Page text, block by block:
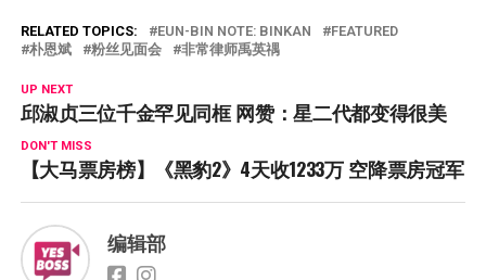
RELATED TOPICS: EUN-BIN NOTE: BINKAN
FEATURED
朴恩斌
粉丝见面会 非常律师禹英禑
UP NEXT
邱淑贞三位千金罕见同框 网赞：星二代都变得很美
DON'T MISS
【大马票房榜】《黑豹2》4天收1233万 空降票房冠军
编辑部